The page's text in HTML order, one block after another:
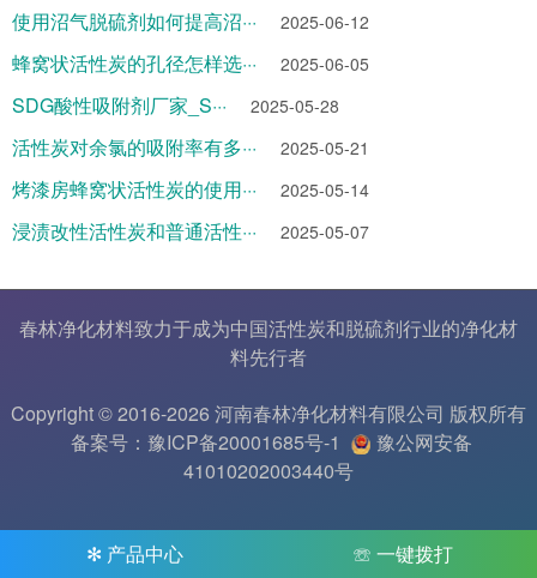
使用沼气脱硫剂如何提高沼··· 2025-06-12
蜂窝状活性炭的孔径怎样选··· 2025-06-05
SDG酸性吸附剂厂家_S··· 2025-05-28
活性炭对余氯的吸附率有多··· 2025-05-21
烤漆房蜂窝状活性炭的使用··· 2025-05-14
浸渍改性活性炭和普通活性··· 2025-05-07
春林净化材料致力于成为中国活性炭和脱硫剂行业的净化材
料先行者
Copyright © 2016-2026 河南春林净化材料有限公司 版权所有
备案号：豫ICP备20001685号-1
豫公网安备
41010202003440号
✻ 产品中心 ☏ 一键拨打